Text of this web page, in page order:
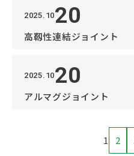
2025.1020
高靱性連結ジョイント
2025.1020
アルマグジョイント
1 2